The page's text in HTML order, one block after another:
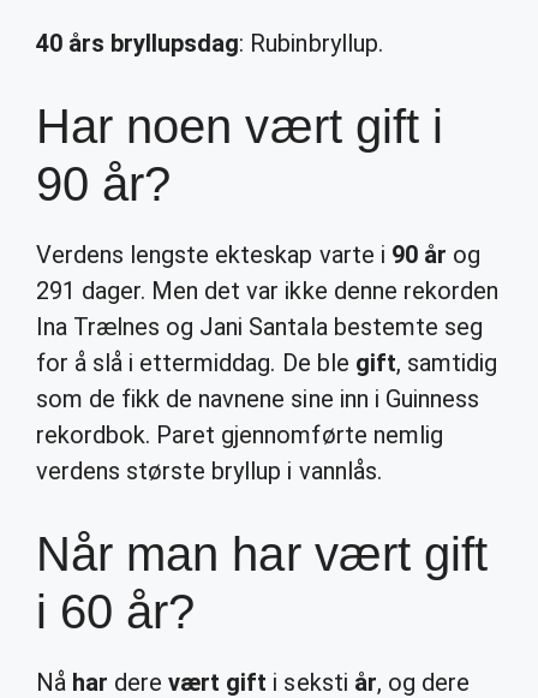
40 års bryllupsdag: Rubinbryllup.
Har noen vært gift i
90 år?
Verdens lengste ekteskap varte i 90 år og
291 dager. Men det var ikke denne rekorden
Ina Trælnes og Jani Santala bestemte seg
for å slå i ettermiddag. De ble gift, samtidig
som de fikk de navnene sine inn i Guinness
rekordbok. Paret gjennomførte nemlig
verdens største bryllup i vannlås.
Når man har vært gift
i 60 år?
Nå har derevært gift i seksti år, og dere